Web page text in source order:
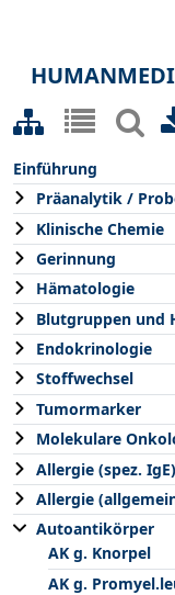
Einführung
Präanalytik /
Klinische Chemie
Gerinnung
Hämatologie
Blutgruppen und
Endokrinologie
Stoffwechsel
Tumormarker
Molekulare
Allergie (spez. IgE)
Allergie
Autoantikörper
AK g. Knorpel
AK g.